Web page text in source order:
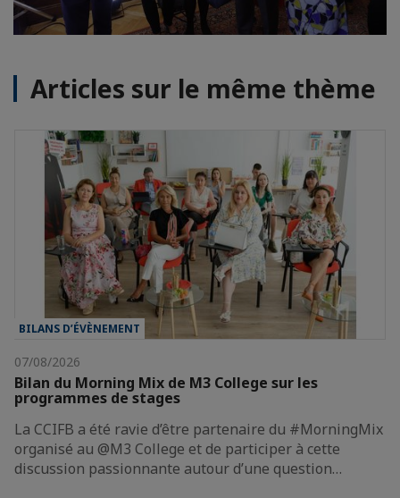
Articles sur le même thème
BILANS D’ÉVÈNEMENT
07/08/2026
Bilan du Morning Mix de M3 College sur les
programmes de stages
La CCIFB a été ravie d’être partenaire du #MorningMix
organisé au @M3 College et de participer à cette
discussion passionnante autour d’une question…